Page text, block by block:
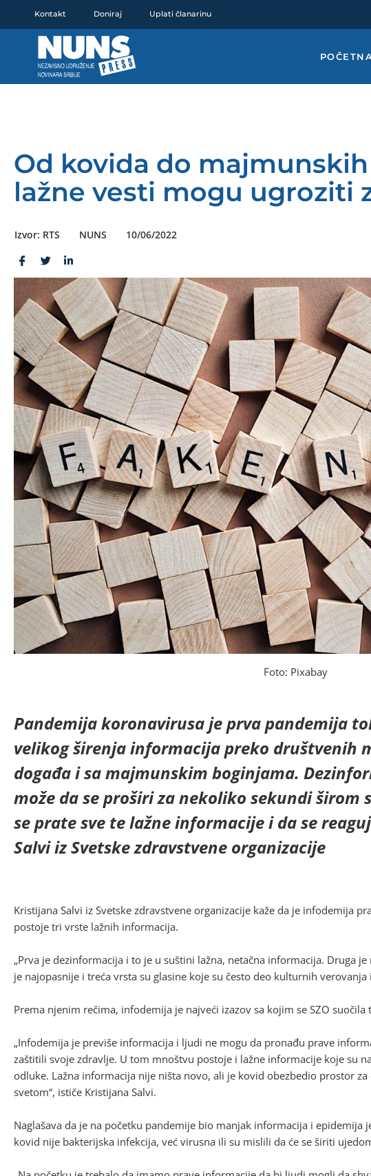
Kontakt Doniraj Uplati članarinu
Od kovida do
lažne vesti mogu ugroziti
Izvor: RTS NUNS 10/06/2022
Foto: Pixabay
Pandemija koronavirusa je prva pandemija
velikog širenja informacija preko društvenih
događa i sa majmunskim boginjama.
može da se proširi za nekoliko sekundi širom
se prate sve te lažne informacije i da se
Salvi iz Svetske zdravstvene organizacije
Kristijana Salvi iz Svetske zdravstvene organizacije kaže da je infodemija
postoje tri vrste lažnih informacija.
„Prva je dezinformacija i to je u suštini lažna, netačna informacija. Druga
je najopasnije i treća vrsta su glasine koje su često deo kulturnih verovanja
Prema njenim rečima, infodemija je najveći izazov sa kojim se SZO
„Infodemija je previše informacija i ljudi ne mogu da pronađu prave
zaštitili svoje zdravlje. U tom mnoštvu postoje i lažne informacije koje su
odluke. Lažna informacija nije ništa novo, ali je kovid obezbedio prostor
svetom“, ističe Kristijana Salvi.
Naglašava da je na početku pandemije bio manjak informacija i epidemija
kovid nije bakterijska infekcija, već virusna ili su mislili da će se širiti